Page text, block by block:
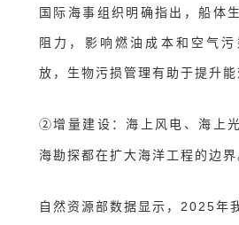
国际海事组织明确指出，船体
阻力，影响燃油成本和空气
放，生物污损管理有助于提升能
②增量建设 ：海上风电、海上
海勘探都在扩大海洋工程的边界
自然资源部数据显示，2025年